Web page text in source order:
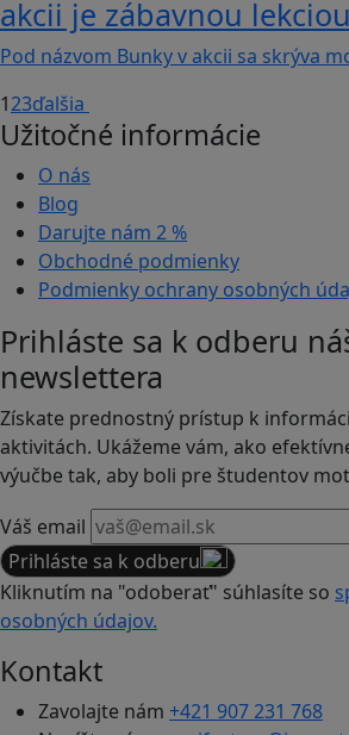
akcii je zábavnou
Pod názvom Bunky v akcii sa skrýva
123ďalšia
Užitočné informácie
O nás
Blog
Darujte nám 2 %
Obchodné podmienky
Podmienky ochrany osobných
Prihláste sa k odberu
newslettera
Získate prednostný prístup k
aktivitách. Ukážeme vám, ako
výučbe tak, aby boli pre študentov
Váš email
Prihláste sa k odberu
Kliknutím na "odoberať" súhlasíte so
osobných údajov.
Kontakt
Zavolajte nám +421 907 231 768